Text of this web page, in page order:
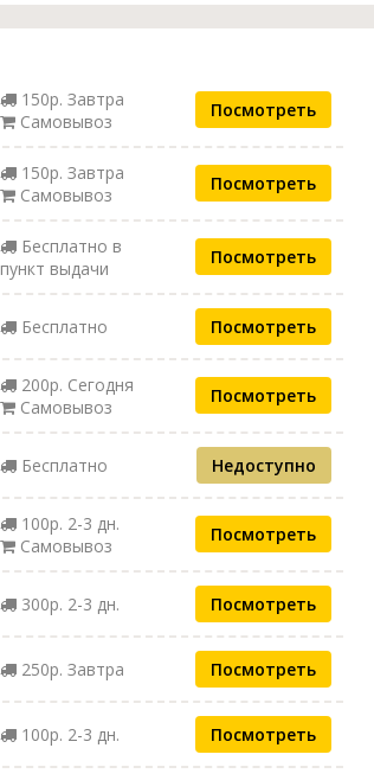
150р. Завтра
Самовывоз
Посмотреть
150р. Завтра
Самовывоз
Посмотреть
Бесплатно в
пункт выдачи
Посмотреть
Бесплатно Посмотреть
200р. Сегодня
Самовывоз
Посмотреть
Бесплатно Недоступно
100р. 2-3 дн.
Самовывоз
Посмотреть
300р. 2-3 дн. Посмотреть
250р. Завтра Посмотреть
100р. 2-3 дн. Посмотреть